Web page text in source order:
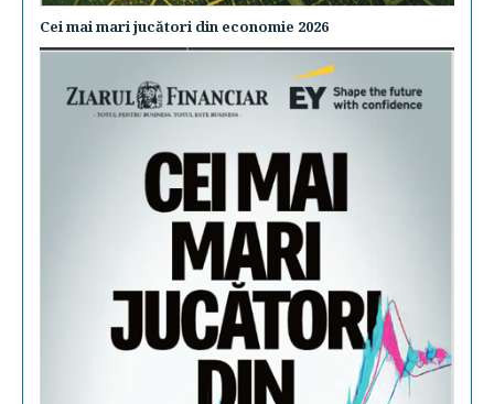
Cei mai mari jucători din economie 2026